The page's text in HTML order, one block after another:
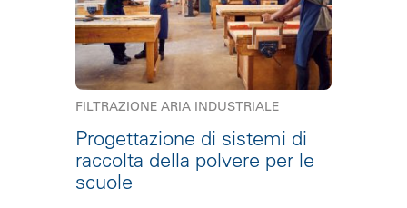
FILTRAZIONE ARIA INDUSTRIALE
Progettazione di sistemi di
raccolta della polvere per le
scuole